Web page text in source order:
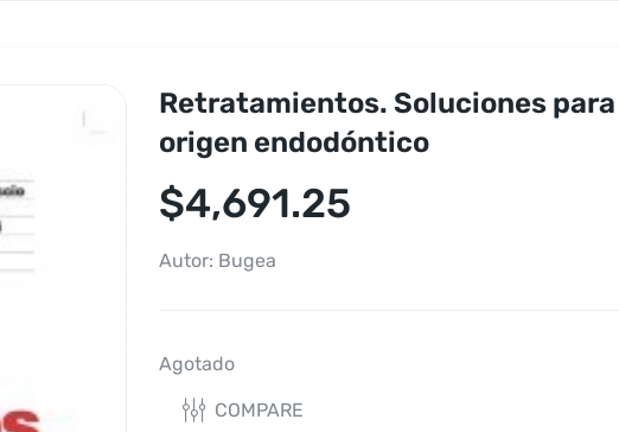
Retratamientos. Soluciones
origen endodóntico
$4,691.25
Autor: Bugea
Agotado
COMPARE